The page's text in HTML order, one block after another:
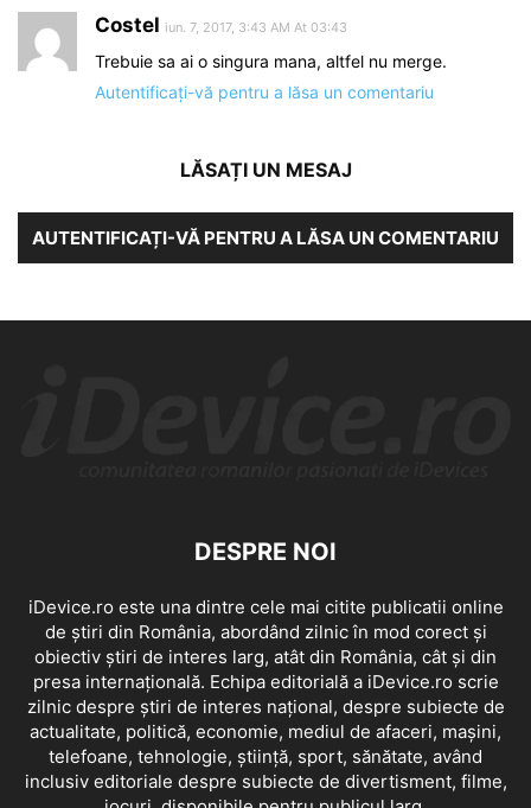
Costel iun. 7, 2017, 3:43 AM At 03:43
Trebuie sa ai o singura mana, altfel nu merge.
Autentificați-vă pentru a lăsa un comentariu
LĂSAȚI UN MESAJ
AUTENTIFICAȚI-VĂ PENTRU A LĂSA UN COMENTARIU
DESPRE NOI
iDevice.ro este una dintre cele mai citite publicatii online
de știri din România, abordând zilnic în mod corect și
obiectiv știri de interes larg, atât din România, cât și din
presa internațională. Echipa editorială a iDevice.ro scrie
zilnic despre știri de interes național, despre subiecte de
actualitate, politică, economie, mediul de afaceri, mașini,
telefoane, tehnologie, știință, sport, sănătate, având
inclusiv editoriale despre subiecte de divertisment, filme,